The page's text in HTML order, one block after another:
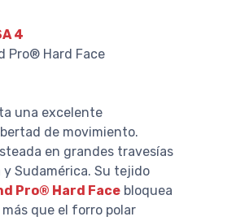
4
Pro® Hard Face
una excelente
de movimiento.
en grandes travesías
y Sudamérica. Su tejido
Pro® Hard Face bloquea
que el forro polar